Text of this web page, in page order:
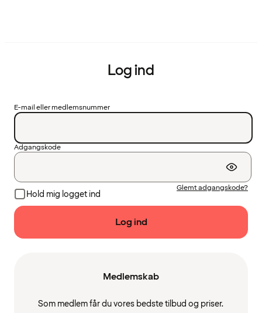
Log ind
E-mail eller medlemsnummer
Adgangskode
Hold mig logget ind
Glemt adgangskode?
Log ind
Medlemskab
Som medlem får du vores bedste tilbud og priser.